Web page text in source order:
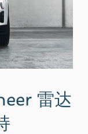
雷达